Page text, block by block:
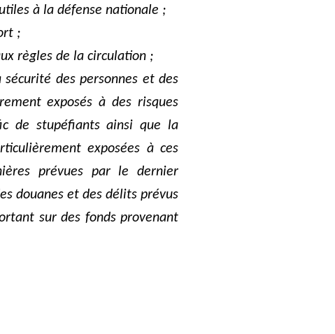
à la défense nationale ;
;
règles de la circulation ;
des personnes et des
exposés à des risques
de stupéfiants ainsi que la
exposées à ces
prévues par le dernier
douanes et des délits prévus
sur des fonds provenant